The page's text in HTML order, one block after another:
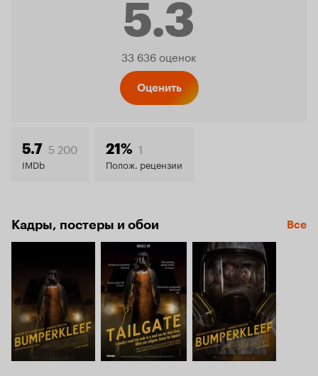
5.3
Рейтинг
5.3
33 636 оценок
Оценить
5.7 5 200
IMDb
21% 1
Полож. рецензии
Кадры, постеры и обои Все